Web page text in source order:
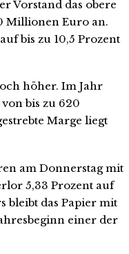
Vorstand das obere
Millionen Euro an.
bis zu 10,5 Prozent
höher. Im Jahr
bis zu 620
Marge liegt
am Donnerstag mit
5,33 Prozent auf
bleibt das Papier mit
einer der